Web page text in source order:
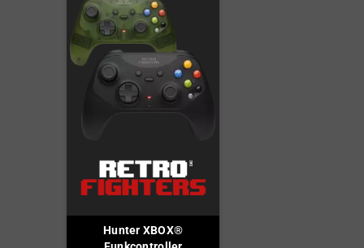
Hunter XBOX®